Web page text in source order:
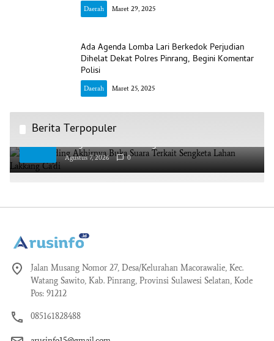
Daerah Maret 29, 2025
Ada Agenda Lomba Lari Berkedok Perjudian
Dihelat Dekat Polres Pinrang, Begini Komentar
Polisi
Daerah Maret 25, 2025
Berita Terpopuler
1
AAS Building Akhirnya Buka Suara Terkait
Sengketa Lahan Lakkang Ca’di
Agustus 7, 2026 0
Jalan Musang Nomor 27, Desa/Kelurahan Macorawalie, Kec.
Watang Sawito, Kab. Pinrang, Provinsi Sulawesi Selatan, Kode
Pos: 91212
085161828488